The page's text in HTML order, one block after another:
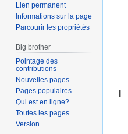
I
Lien permanent
Informations sur la page
Parcourir les propriétés
Big brother
Pointage des
contributions
Nouvelles pages
Pages populaires
Qui est en ligne?
Toutes les pages
Version